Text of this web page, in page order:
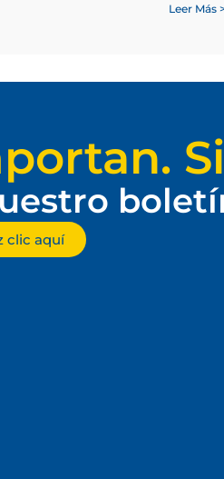
Leer Más
clic aquí